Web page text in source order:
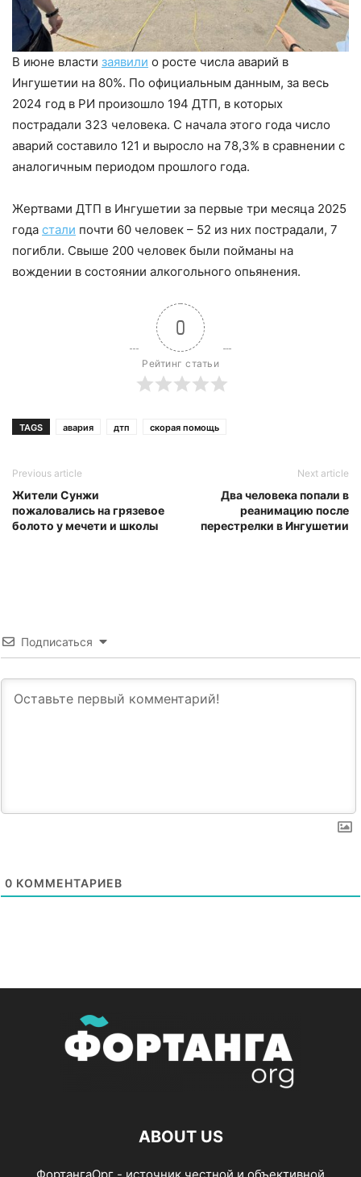
В июне власти заявили о росте числа аварий в
Ингушетии на 80%. По официальным данным, за весь
2024 год в РИ произошло 194 ДТП, в которых
пострадали 323 человека. С начала этого года число
аварий составило 121 и выросло на 78,3% в сравнении с
аналогичным периодом прошлого года.
Жертвами ДТП в Ингушетии за первые три месяца 2025
года стали почти 60 человек – 52 из них пострадали, 7
погибли. Свыше 200 человек были пойманы на
вождении в состоянии алкогольного опьянения.
0
Рейтинг статьи
TAGS авария дтп скорая помощь
Previous article
Жители Сунжи
пожаловались на грязевое
болото у мечети и школы
Next article
Два человека попали в
реанимацию после
перестрелки в Ингушетии
Подписаться
0 КОММЕНТАРИЕВ
ABOUT US
ФортангаОрг - источник честной и объективной